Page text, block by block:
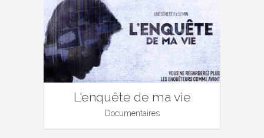
L'enquête de ma vie
Documentaires